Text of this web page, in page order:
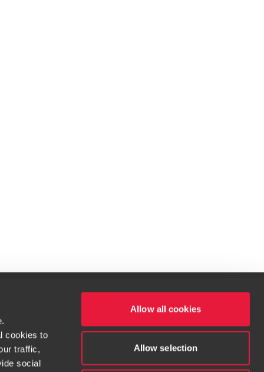
cookies to
traffic,
social
Allow all cookies
Allow selection
qui vous intéressent.